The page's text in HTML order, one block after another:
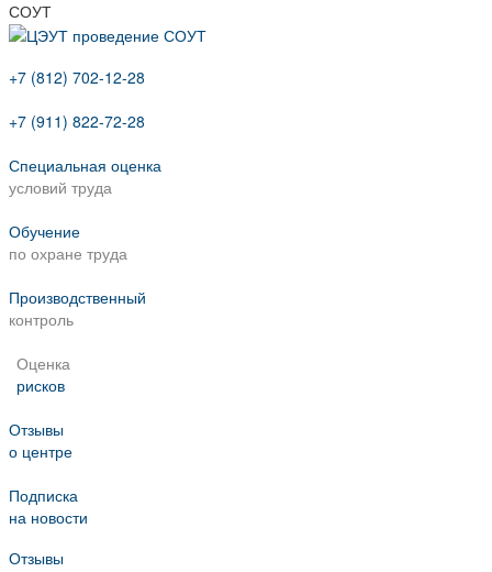
СОУТ
+7 (812) 702-12-28
+7 (911) 822-72-28
Специальная оценка
условий труда
Обучение
по охране труда
Производственный
контроль
Оценка
рисков
Отзывы
о центре
Подписка
на новости
Отзывы